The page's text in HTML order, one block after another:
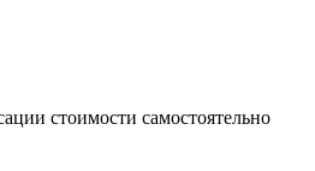
стоимости самостоятельно